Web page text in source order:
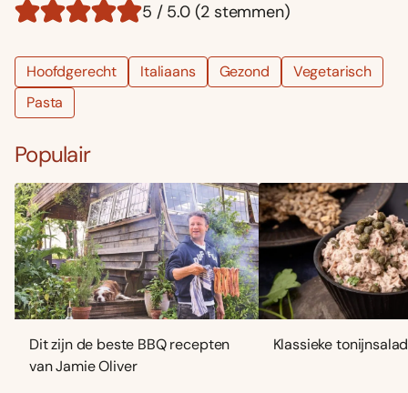
5 / 5.0 (2 stemmen)
Hoofdgerecht Italiaans Gezond
Vegetarisch
Pasta
Populair
Dit zijn de beste BBQ recepten
van Jamie Oliver
Klassieke